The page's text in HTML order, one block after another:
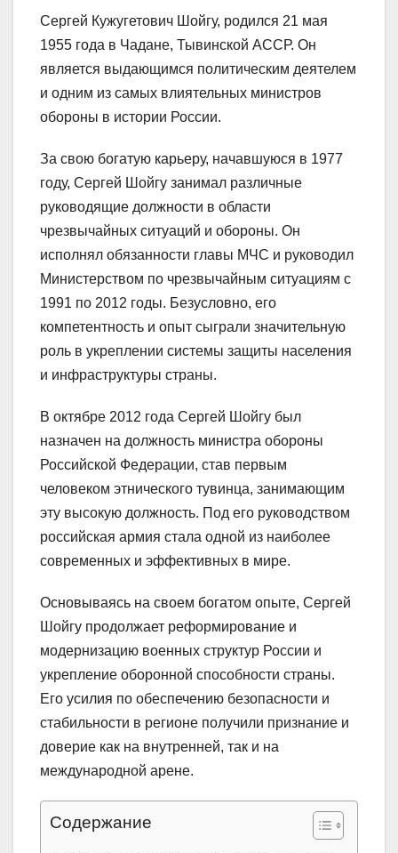
Сергей Кужугетович Шойгу, родился 21 мая
1955 года в Чадане, Тывинской АССР. Он
является выдающимся политическим деятелем
и одним из самых влиятельных министров
обороны в истории России.
За свою богатую карьеру, начавшуюся в 1977
году, Сергей Шойгу занимал различные
руководящие должности в области
чрезвычайных ситуаций и обороны. Он
исполнял обязанности главы МЧС и руководил
Министерством по чрезвычайным ситуациям с
1991 по 2012 годы. Безусловно, его
компетентность и опыт сыграли значительную
роль в укреплении системы защиты населения
и инфраструктуры страны.
В октябре 2012 года Сергей Шойгу был
назначен на должность министра обороны
Российской Федерации, став первым
человеком этнического тувинца, занимающим
эту высокую должность. Под его руководством
российская армия стала одной из наиболее
современных и эффективных в мире.
Основываясь на своем богатом опыте, Сергей
Шойгу продолжает реформирование и
модернизацию военных структур России и
укрепление оборонной способности страны.
Его усилия по обеспечению безопасности и
стабильности в регионе получили признание и
доверие как на внутренней, так и на
международной арене.
Содержание